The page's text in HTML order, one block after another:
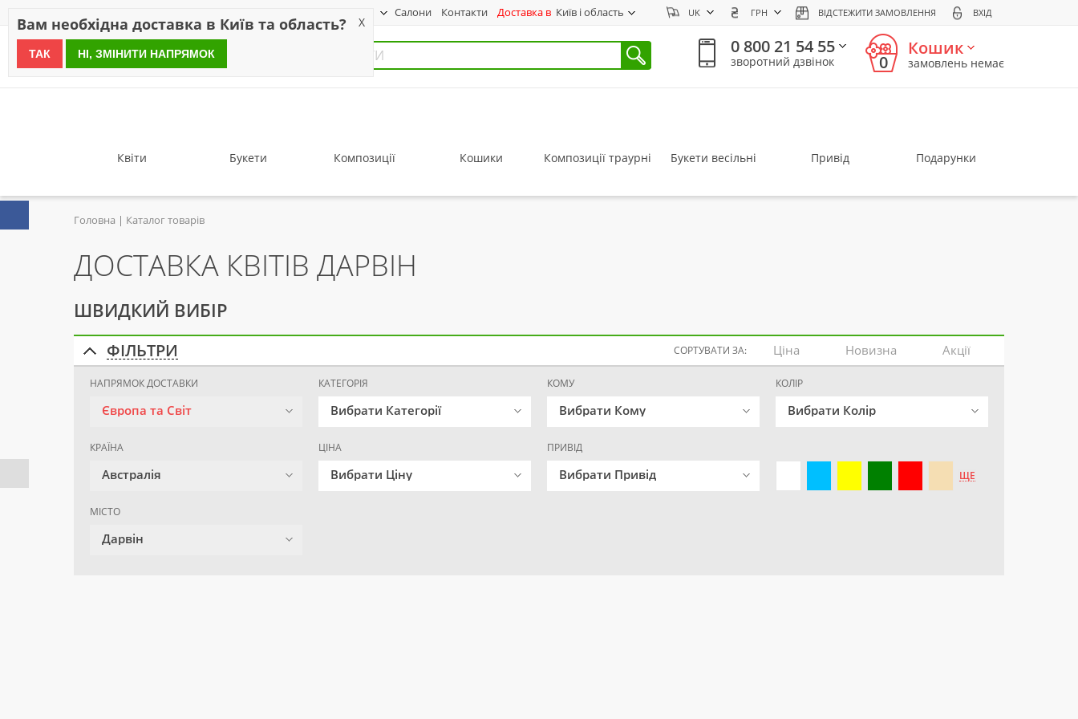
Салони Контакти Доставка в Київ і область UK ГРН ВІДСТЕЖИТИ ЗАМОВЛЕННЯ ВХІД
since 1999
0 800 21 54 55
зворотний дзвінок 0
Кошик
замовлень немає
Квіти Букети Композиції Кошики Композиції траурні Букети весільні Привід Подарунки
Головна Каталог товарів
ДОСТАВКА КВІТІВ ДАРВІН
ШВИДКИЙ ВИБІР
ФІЛЬТРИ СОРТУВАТИ ЗА: Ціна Новизна Акції
НАПРЯМОК ДОСТАВКИ
Європа та Світ
КАТЕГОРІЯ
Вибрати Категорії
КОМУ
Вибрати Кому
КОЛІР
Вибрати Колір
КРАЇНА
Австралія
МІСТО
Дарвін
ЦІНА
Вибрати Ціну
ПРИВІД
Вибрати Привід ЩЕ
Вам необхідна доставка в Київ та область? X
ТАК НІ, ЗМІНИТИ НАПРЯМОК